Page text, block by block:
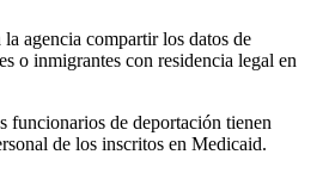
agencia compartir los datos de
o inmigrantes con residencia legal en
funcionarios de deportación tienen
de los inscritos en Medicaid.